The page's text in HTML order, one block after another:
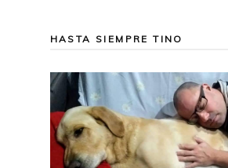
HASTA SIEMPRE TINO